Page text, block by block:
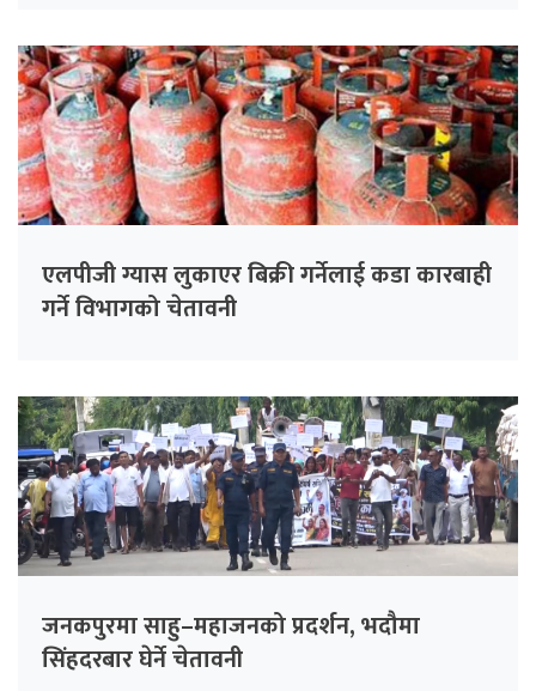
एलपीजी ग्यास लुकाएर बिक्री गर्नेलाई कडा कारबाही
गर्ने विभागको चेतावनी
जनकपुरमा साहु–महाजनको प्रदर्शन, भदौमा
सिंहदरबार घेर्ने चेतावनी